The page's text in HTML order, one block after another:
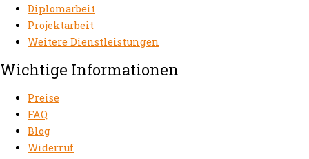
Diplomarbeit
Projektarbeit
Weitere Dienstleistungen
Wichtige Informationen
Preise
FAQ
Blog
Widerruf